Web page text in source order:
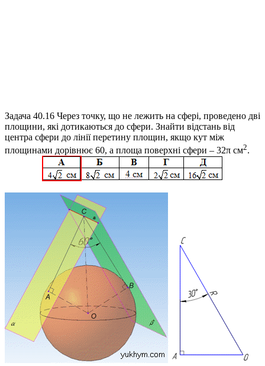
Задача 40.16 Через точку, що не лежить на сфері, проведено дві
площини, які дотикаються до сфери. Знайти відстань від
центра сфери до лінії перетину площин, якщо кут між
площинами дорівнює 60, а площа поверхні сфери – 32π см2.